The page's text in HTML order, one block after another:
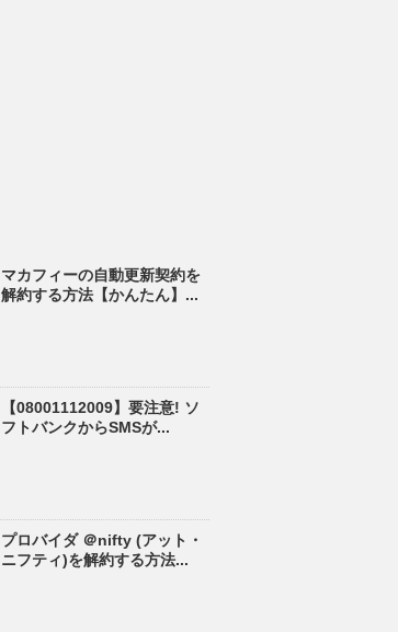
マカフィーの自動更新契約を
解約する方法【かんたん】...
【08001112009】要注意! ソ
フトバンクからSMSが...
プロバイダ ＠nifty (アット・
ニフティ)を解約する方法...